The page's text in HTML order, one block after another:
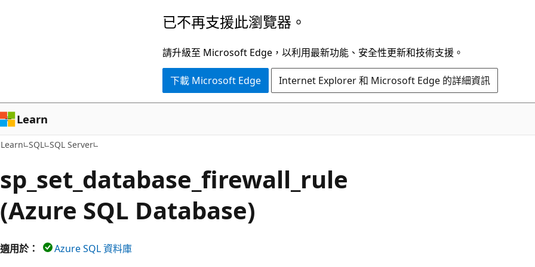
容
已不再支援此瀏覽器。
請升級至 Microsoft Edge，以利用最新功能、安全性更新和技術支援。
下載 Microsoft Edge Internet Explorer 和 Microsoft Edge 的詳細資訊
Learn
Learn SQL SQL Server
sp_set_database_firewall_rule
(Azure SQL Database)
適用於： Azure SQL 資料庫